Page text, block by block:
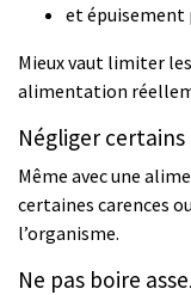
et épuisement
Mieux vaut limiter
alimentation
Négliger
Même avec une
certaines carences
l’organisme.
Ne pas boire